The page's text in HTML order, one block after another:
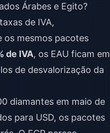
Árabes e Egito?
de IVA,
mesmos pacotes
de IVA, os EAU ficam em
de desvalorização da
diamantes em maio de
para USD, os pacotes